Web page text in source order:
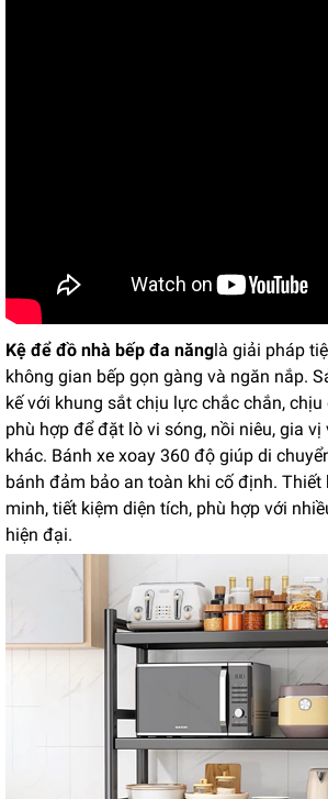
Kệ để đồ nhà bếp đa nănglà giải pháp
không gian bếp gọn gàng và ngăn nắp.
kế với khung sắt chịu lực chắc chắn,
phù hợp để đặt lò vi sóng, nồi niêu, gia vị
khác. Bánh xe xoay 360 độ giúp di
bánh đảm bảo an toàn khi cố định. Thiết
minh, tiết kiệm diện tích, phù hợp với
hiện đại.